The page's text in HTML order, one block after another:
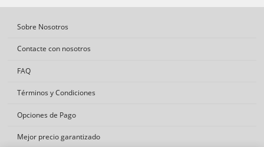
Get
social
Get
Sobre Nosotros
Contacte con nosotros
FAQ
Términos y Condiciones
Opciones de Pago
Mejor precio garantizado